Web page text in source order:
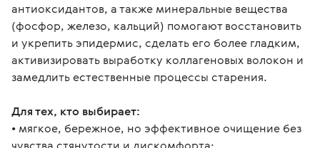
антиоксидантов, а также минеральные вещества
(фосфор, железо, кальций) помогают восстановить
и укрепить эпидермис, сделать его более гладким,
активизировать выработку коллагеновых волокон и
замедлить естественные процессы старения.
Для тех, кто выбирает:
• мягкое, бережное, но эффективное очищение без